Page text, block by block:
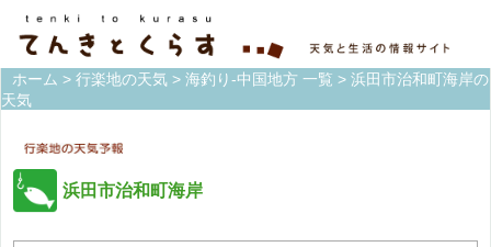
ホーム > 行楽地の天気 > 海釣り-中国地方 一覧 > 浜田市治和町海岸の
天気
浜田市治和町海岸